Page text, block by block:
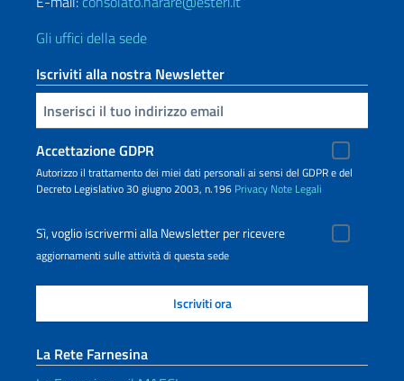
Gli uffici della sede
Iscriviti alla nostra Newsletter
Inserisci la tua email
Accettazione GDPR
Autorizzo il trattamento dei miei dati personali ai sensi del GDPR e del
Decreto Legislativo 30 giugno 2003, n.196 Privacy Note Legali
Sì, voglio iscrivermi alla Newsletter per ricevere
aggiornamenti sulle attività di questa sede
La Rete Farnesina